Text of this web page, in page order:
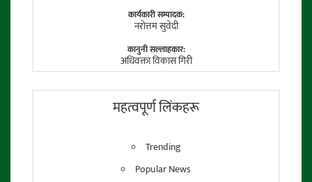
कार्यकारी सम्पादक:
नराेत्तम सुवेदी
कानुनी सल्लाहकार:
अधिवक्ता विकास गिरी
तेजेन्द्र श्रेष्ठ
महत्वपूर्ण लिंकहरू
Trending
Popular News